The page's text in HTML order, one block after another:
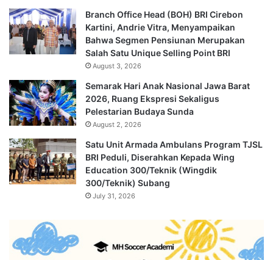
Branch Office Head (BOH) BRI Cirebon
Kartini, Andrie Vitra, Menyampaikan
Bahwa Segmen Pensiunan Merupakan
Salah Satu Unique Selling Point BRI
August 3, 2026
Semarak Hari Anak Nasional Jawa Barat
2026, Ruang Ekspresi Sekaligus
Pelestarian Budaya Sunda
August 2, 2026
Satu Unit Armada Ambulans Program TJSL
BRI Peduli, Diserahkan Kepada Wing
Education 300/Teknik (Wingdik
300/Teknik) Subang
July 31, 2026